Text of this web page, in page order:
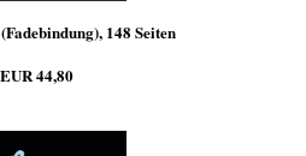
148 Seiten
EUR 44,80